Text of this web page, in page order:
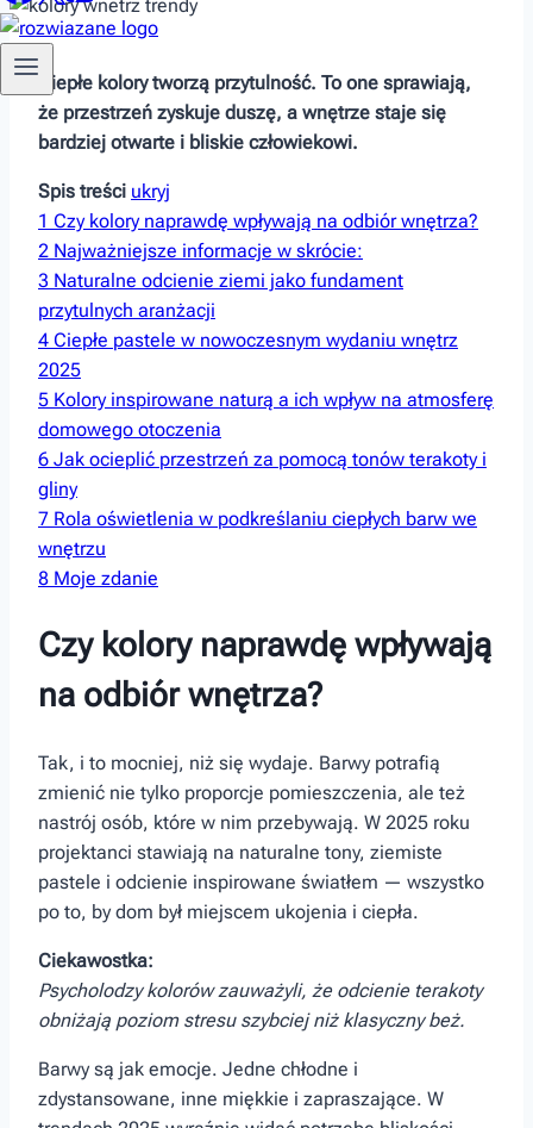
Ciepłe kolory tworzą ​przytulność. To ​one sprawiają,
że przestrzeń zyskuje duszę, a wnętrze staje się
bardziej otwarte i bliskie człowiekowi.
Spis treści ukryj
1 Czy kolory naprawdę wpływają na odbiór wnętrza?
2 Najważniejsze informacje w skrócie:
3 Naturalne odcienie ziemi jako fundament
⁤przytulnych aranżacji
4 Ciepłe ​pastele w nowoczesnym wydaniu wnętrz
⁣2025
5 Kolory inspirowane naturą ⁢a ich wpływ na atmosferę
domowego otoczenia
6 Jak ocieplić przestrzeń za pomocą tonów terakoty i
gliny
7 Rola ‌oświetlenia w podkreślaniu ciepłych barw ⁢we
wnętrzu
8 Moje zdanie
Czy kolory naprawdę wpływają
na odbiór wnętrza?
Tak,‍ i to mocniej, niż się wydaje. Barwy potrafią
zmienić nie‍ tylko proporcje pomieszczenia, ale ‍też
nastrój osób, które w nim przebywają. W 2025 roku
projektanci stawiają na naturalne tony, ziemiste
pastele i odcienie inspirowane światłem — wszystko
po to, by dom był miejscem ukojenia i ⁣ciepła.
Ciekawostka:
Psycholodzy kolorów zauważyli, że odcienie terakoty
obniżają poziom stresu szybciej niż klasyczny beż.
Barwy są jak emocje. Jedne‍ chłodne i
zdystansowane, inne miękkie i zapraszające.‌ W